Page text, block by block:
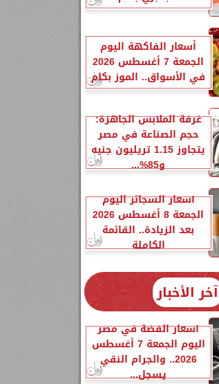
أسعار الفاكهة اليوم
الجمعة 7 أغسطس 2026
في الأسواق.. الموز بكام
غرفة الملابس الجاهزة:
حجم الصناعة في مصر
يتجاوز 1.15 تريليون جنيه
و85%...
أسعار السجائر اليوم
الجمعة 8 أغسطس 2026
بعد الزيادة.. القائمة
الكاملة
آخر الأخبار
أسعار الفضة في مصر
اليوم الجمعة 7 أغسطس
2026.. والجرام النقي
يسجل...